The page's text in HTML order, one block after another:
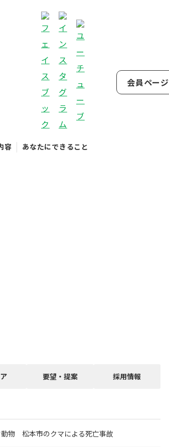
容 あなたにできること
会員ページ
要望・提案 採用情報
物 松本市のクマによる死亡事故